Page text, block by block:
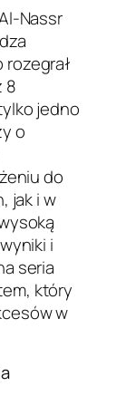
Nassr
rozegrał
8
jedno
o
do
jak i w
i
seria
który
w